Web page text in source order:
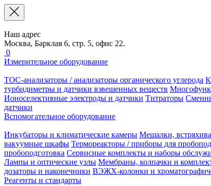
Наш адрес
Москва, Барклая 6, стр. 5, офис 22.
0
Измерительное оборудование
TOC-анализаторы / анализаторы органического углерода
турбидиметры и датчики взвешенных веществ
Ионоселективные электроды и датчики Титраторы
датчики
Вспомогательное оборудование
Инкубаторы и климатические камеры Мешалки,
вакуумные шкафы Термореакторы / приборы для
пробоподготовка Сервисные комплекты и наборы
Лампы и оптические узлы Мембраны, колпачки и
дозаторы и наконечники ВЭЖХ-колонки и
Реагенты и стандарты